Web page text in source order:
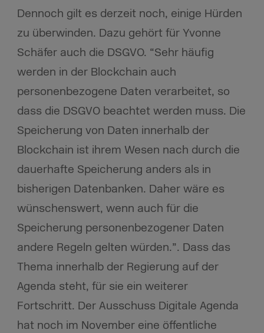
Dennoch gilt es derzeit noch, einige Hürden
zu überwinden. Dazu gehört für Yvonne
Schäfer auch die DSGVO. “Sehr häufig
werden in der Blockchain auch
personenbezogene Daten verarbeitet, so
dass die DSGVO beachtet werden muss. Die
Speicherung von Daten innerhalb der
Blockchain ist ihrem Wesen nach durch die
dauerhafte Speicherung anders als in
bisherigen Datenbanken. Daher wäre es
wünschenswert, wenn auch für die
Speicherung personenbezogener Daten
andere Regeln gelten würden.”. Dass das
Thema innerhalb der Regierung auf der
Agenda steht, für sie ein weiterer
Fortschritt. Der Ausschuss Digitale Agenda
hat noch im November eine öffentliche